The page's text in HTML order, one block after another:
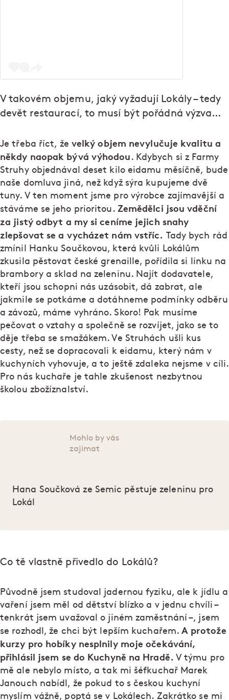
V takovém objemu, jaký vyžadují Lokály – tedy
devět restaurací, to musí být pořádná výzva…
Je třeba říct, že velký objem nevylučuje kvalitu a
někdy naopak bývá výhodou . Kdybych si z Farmy
Struhy objednával deset kilo eidamu měsíčně, bude
naše domluva jiná, než když sýra kupujeme dvě
tuny. V ten moment jsme pro výrobce zajímavější a
stáváme se jeho prioritou. Zemědělci jsou vděční
za jistý odbyt a my si ceníme jejich snahy
zlepšovat se a vycházet nám vstříc. Tady bych rád
zmínil Hanku Součkovou, která kvůli Lokálům
zkusila pěstovat české grenaille, pořídila si linku na
brambory a sklad na zeleninu. Najít dodavatele,
kteří jsou schopni nás uzásobit, dá zabrat, ale
jakmile se potkáme a dotáhneme podmínky odběru
a závozů, máme vyhráno. Skoro! Pak musíme
pečovat o vztahy a společně se rozvíjet, jako se to
děje třeba se smažákem. Ve Struhách ušli kus
cesty, než se dopracovali k eidamu, který nám v
kuchyních vyhovuje, a to ještě zdaleka nejsme v cíli.
Pro nás kuchaře je tahle zkušenost nezbytnou
školou zbožíznalství.
Mohlo by vás
zajímat
Hana Součková ze Semic pěstuje zeleninu pro
Lokál
Co tě vlastně přivedlo do Lokálů?
Původně jsem studoval jadernou fyziku, ale k jídlu a
vaření jsem měl od dětství blízko a v jednu chvíli –
tenkrát jsem uvažoval o jiném zaměstnání –, jsem
se rozhodl, že chci být lepším kuchařem.A protože
kurzy pro hobíky nesplnily moje očekávání,
přihlásil jsem se do Kuchyně na Hradě. V týmu pro
mě ale nebylo místo, a tak mi šéfkuchař Marek
Janouch nabídl, že pokud to s českou kuchyní
myslím vážně, poptá se v Lokálech. Zakrátko se mi